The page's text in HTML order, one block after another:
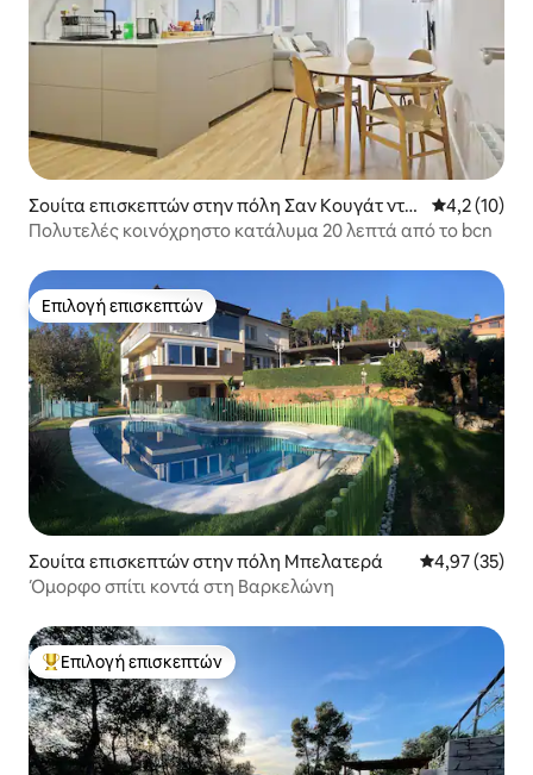
Σουίτα επισκεπτών στην πόλη Σαν Κουγάτ ντε
λ Βαγιές
Μέση
4,2 (10)
Πολυτελές κοινόχρηστο κατάλυμα 20 λεπτά από το bcn
Επιλογή επισκεπτών
Επιλογή επισκεπτών
Σουίτα επισκεπτών στην πόλη Μπελατερά Μέση
4,97 (35)
Όμορφο σπίτι κοντά στη Βαρκελώνη
Κορυφαία επιλογή επισκεπτών
Επιλογή επισκεπτών